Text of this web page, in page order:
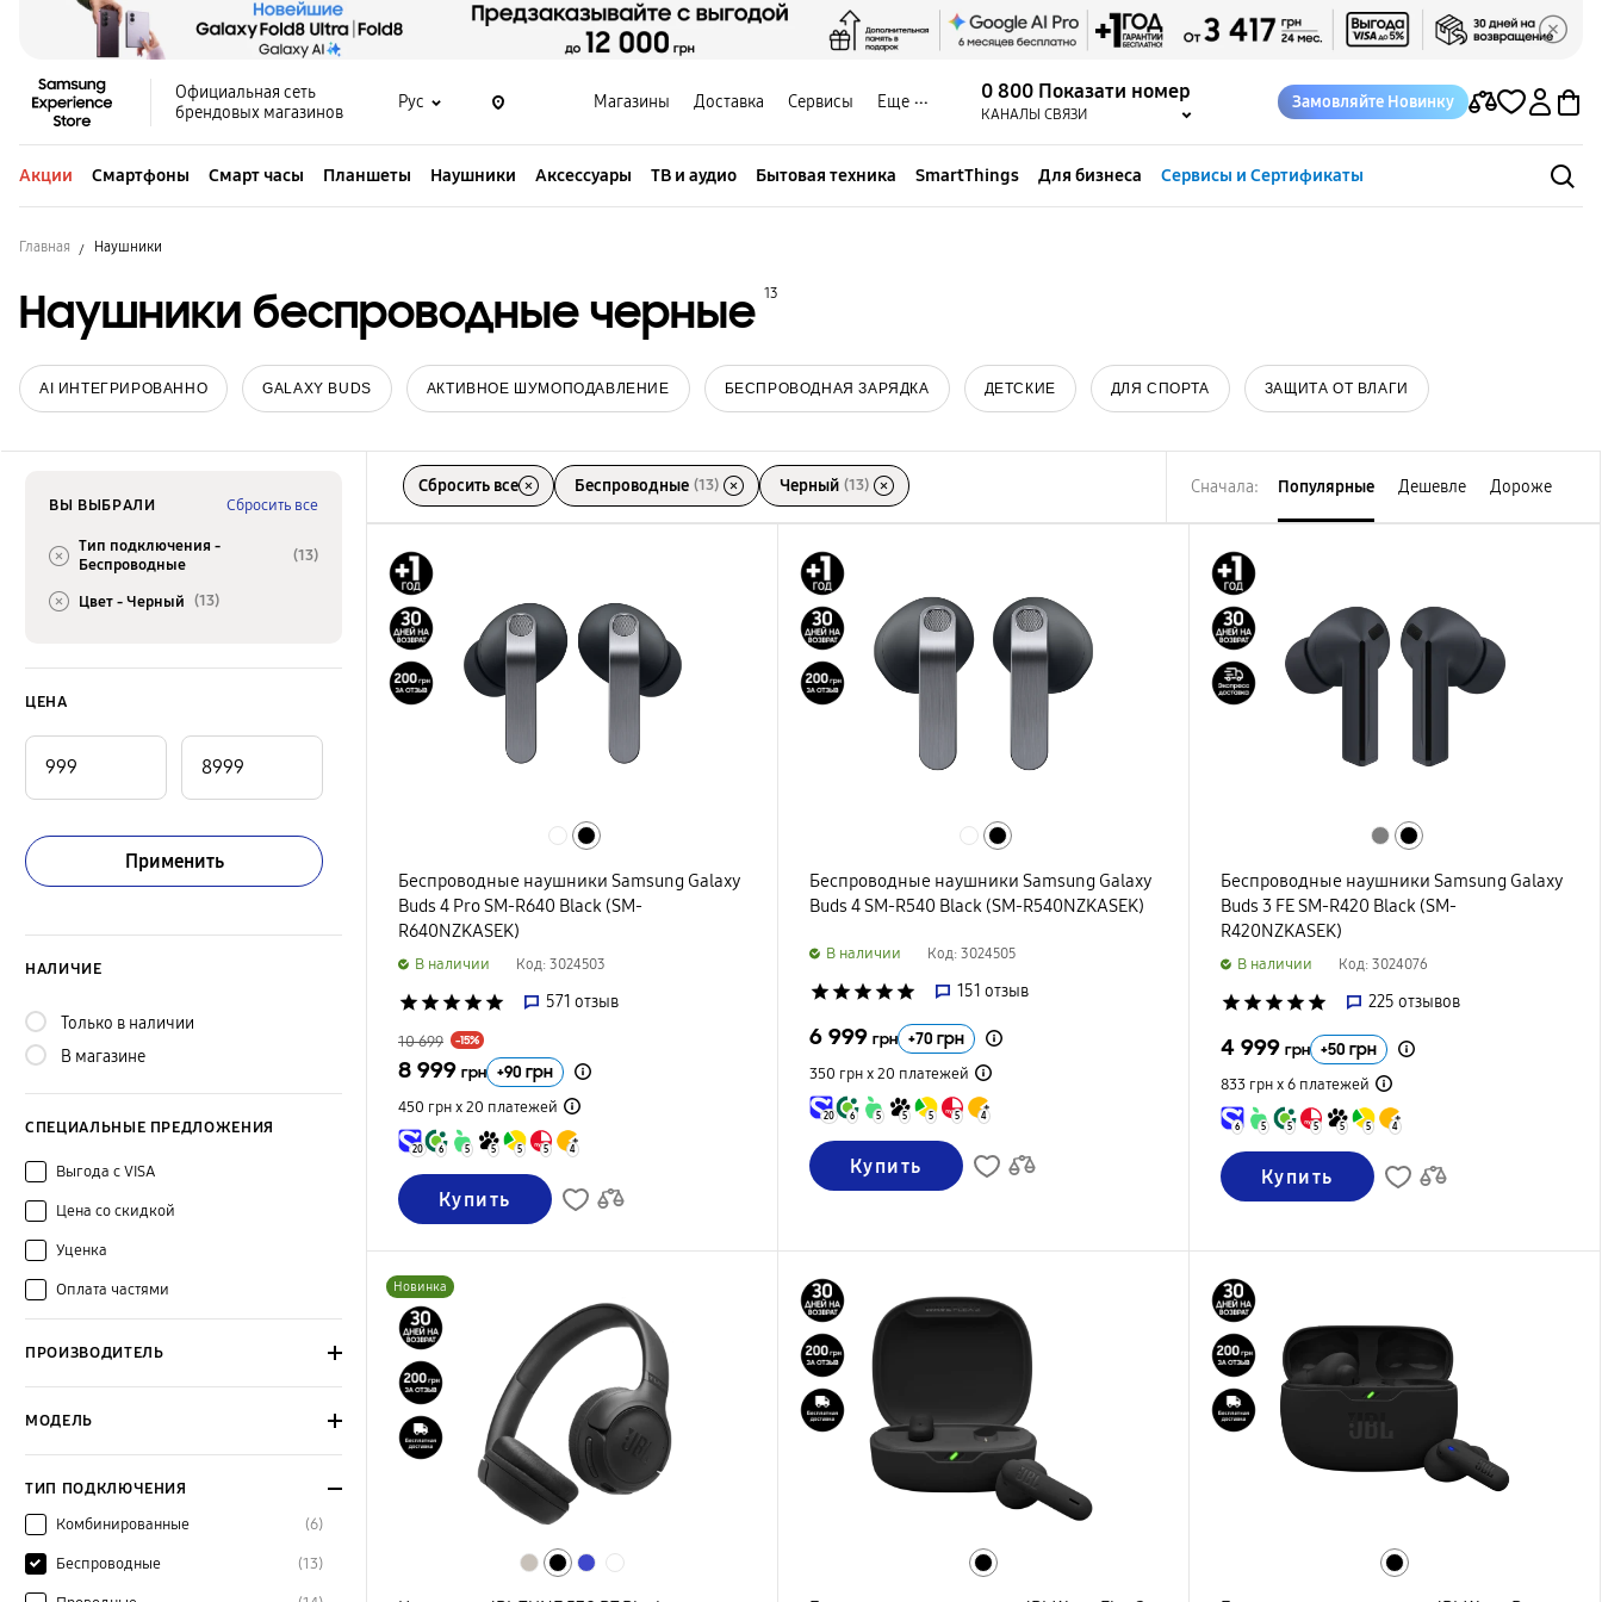
Официальная сеть
брендовых магазинов
Рус Магазины Доставка Сервисы Еще 0 800 Показати номер
КАНАЛЫ СВЯЗИ
Замовляйте Новинку
Акции Смартфоны Смарт часы Планшеты Наушники Аксессуары ТВ и аудио Бытовая техника SmartThings Для бизнеса Сервисы и Сертификаты
Главная Наушники
Наушники беспроводные черные 13
AI ИНТЕГРИРОВАННО GALAXY BUDS АКТИВНОЕ ШУМОПОДАВЛЕНИЕ БЕСПРОВОДНАЯ ЗАРЯДКА ДЕТСКИЕ ДЛЯ СПОРТА ЗАЩИТА ОТ ВЛАГИ
ВЫ ВЫБРАЛИ Сбросить все
Тип подключения -
Беспроводные
(13)
Цвет -Черный (13)
ЦЕНА
Применить
НАЛИЧИЕ
Только в наличии
В магазине
СПЕЦИАЛЬНЫЕ ПРЕДЛОЖЕНИЯ
Выгода с VISA
Цена со скидкой
Уценка
Оплата частями
ПРОИЗВОДИТЕЛЬ
МОДЕЛЬ
ТИП ПОДКЛЮЧЕНИЯ
Комбинированные
(6)
Беспроводные (13)
Сбросить все Беспроводные (13) Черный (13) Сначала: Популярные Дешевле Дороже
Беспроводные наушники Samsung Galaxy
Buds 4 Pro SM-R640 Black (SM-
R640NZKASEK)
B наличии Код: 3024503
star star star star star 571 отзыв
10 699 -15%
8 999 грн +90 грн
450 грн х 20 платежей
20 6 5 5 5 5 4
Купить
Беспроводные наушники Samsung Galaxy
Buds 4 SM-R540 Black (SM-R540NZKASEK)
B наличии Код: 3024505
star star star star star 151 отзыв
6 999 грн +70 грн
350 грн х 20 платежей
20 6 5 5 5 5 4
Купить
Беспроводные наушники Samsung Galaxy
Buds 3 FE SM-R420 Black (SM-
R420NZKASEK)
B наличии Код: 3024076
star star star star star 225 отзывов
4 999 грн +50 грн
833 грн х 6 платежей
6 5 5 5 5 5 4
Купить
Новинка